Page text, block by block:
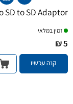
SD to SD Adaptor
זמין במלאי
5 ₪
קנה עכשיו